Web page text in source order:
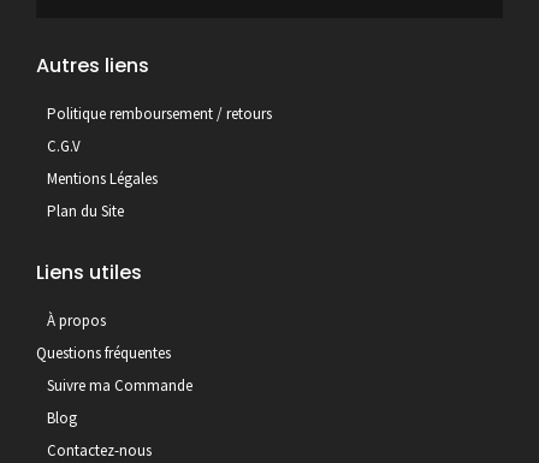
Autres liens
Politique remboursement / retours
C.G.V
Mentions Légales
Plan du Site
Liens utiles
À propos
Questions fréquentes
Suivre ma Commande
Blog
Contactez-nous